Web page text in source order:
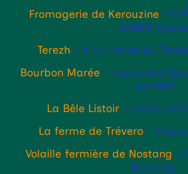
Fromagerie de Kerouzine– 3
56000
Terezh – 4 La Lande du
Bourbon Marée – Cours des
sur Mer
La Bêle Listoir– Listoir,
La ferme de Trévero–
Volaille fermière de Nostang –
Nostang